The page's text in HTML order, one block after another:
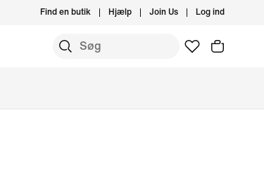
Find en butik Hjælp Join Us Log ind